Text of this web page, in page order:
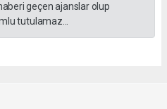
geçen ajanslar olup
tutulamaz...